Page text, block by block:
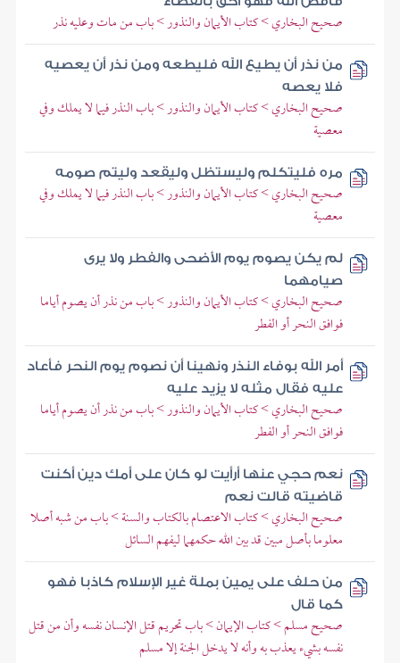
صحيح البخاري > كتاب الأيمان والنذور > باب من مات وعليه نذر
من نذر أن يطيع الله فليطعه ومن نذر أن يعصيه
فلا يعصه
صحيح البخاري > كتاب الأيمان والنذور > باب النذر فيما لا يملك وفي
معصية
مره فليتكلم وليستظل وليقعد وليتم صومه
صحيح البخاري > كتاب الأيمان والنذور > باب النذر فيما لا يملك وفي
معصية
لم يكن يصوم يوم الأضحى والفطر ولا يرى
صيامهما
صحيح البخاري > كتاب الأيمان والنذور > باب من نذر أن يصوم أياما
فوافق النحر أو الفطر
أمر الله بوفاء النذر ونهينا أن نصوم يوم النحر فأعاد
عليه فقال مثله لا يزيد عليه
صحيح البخاري > كتاب الأيمان والنذور > باب من نذر أن يصوم أياما
فوافق النحر أو الفطر
نعم حجي عنها أرأيت لو كان على أمك دين أكنت
قاضيته قالت نعم
صحيح البخاري > كتاب الاعتصام بالكتاب والسنة > باب من شبه أصلا
معلوما بأصل مبين قد بين الله حكمهما ليفهم السائل
من حلف على يمين بملة غير الإسلام كاذبا فهو
كما قال
صحيح مسلم > كتاب الإيمان > باب تحريم قتل الإنسان نفسه وأن من قتل
نفسه بشيء يعذب به وأنه لا يدخل الجنة إلا مسلم